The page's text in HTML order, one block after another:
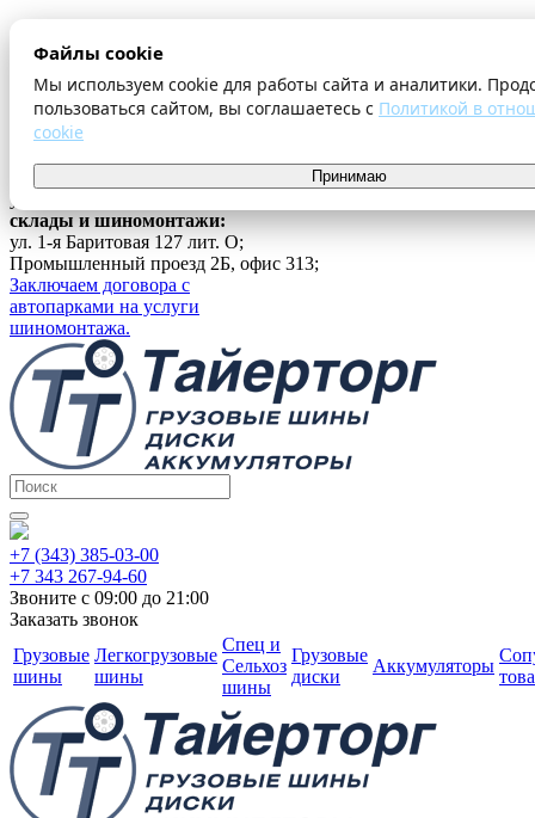
Файлы cookie
Мы используем cookie для работы сайта и аналитики.
пользоваться сайтом, вы соглашаетесь с Политикой в
cookie
Принимаю
Оплата и доставка
Шиномонтаж
Контакты
...
ул. Ферганская 16, офис 209;
склады и шиномонтажи:
ул. 1-я Баритовая 127 лит. О;
Промышленный проезд 2Б, офис 313;
Заключаем договора с
автопарками на услуги
шиномонтажа.
+7 (343) 385-03-00
+7 343 267-94-60
Звоните с 09:00 до 21:00
Заказать звонок
Грузовые
шины
Легкогрузовые
шины
Спец и
Сельхоз
шины
Грузовые
диски
Аккумуляторы